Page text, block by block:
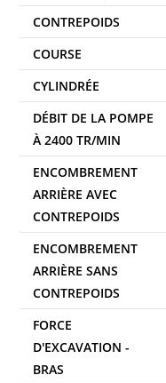
CONTREPOIDS
COURSE
CYLINDRÉE
DÉBIT DE LA POMPE
À 2400 TR/MIN
ENCOMBREMENT
ARRIÈRE AVEC
CONTREPOIDS
ENCOMBREMENT
ARRIÈRE SANS
CONTREPOIDS
FORCE
D'EXCAVATION -
BRAS